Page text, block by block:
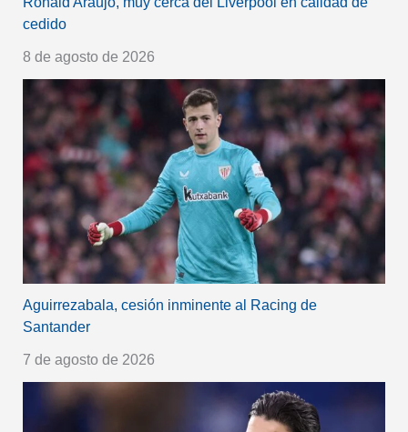
cedido
8 de agosto de 2026
Aguirrezabala, cesión inminente al Racing de
Santander
7 de agosto de 2026